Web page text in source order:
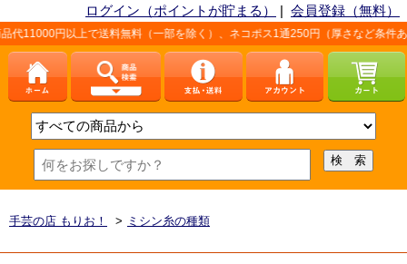
ログイン（ポイントが貯まる） | 会員登録（無料）
料（一部を除く）、ネコポス1通250円（厚さなど条件あり）。詳しくは、こち
手芸の店 もりお！ > ミシン糸の種類